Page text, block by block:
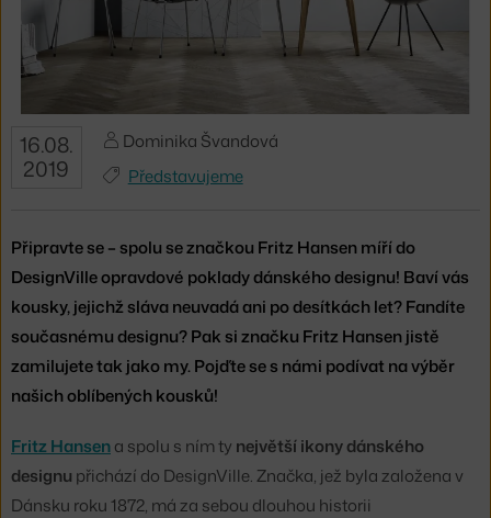
16.08.
2019
Dominika Švandová
Představujeme
Připravte se – spolu se značkou Fritz Hansen míří do
DesignVille opravdové poklady dánského designu! Baví vás
kousky, jejichž sláva neuvadá ani po desítkách let? Fandíte
současnému designu? Pak si značku Fritz Hansen jistě
zamilujete tak jako my. Pojďte se s námi podívat na výběr
našich oblíbených kousků!
Fritz Hansena spolu s ním ty největší ikony dánského
designu přichází do DesignVille. Značka, jež byla založena v
Dánsku roku 1872, má za sebou dlouhou historii